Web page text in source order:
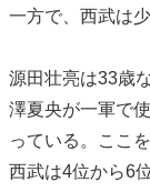
一方で、西武は
源田壮亮は33歳
澤夏央が一軍で
っている。ここ
西武は4位から6